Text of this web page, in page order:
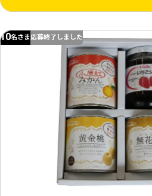
10名さま応募終了しました